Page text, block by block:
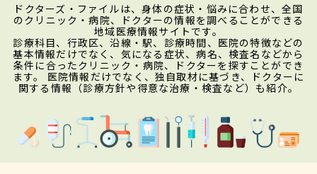
ドクターズ・ファイルは、身体の症状・悩みに合わせ、全国
のクリニック・病院、ドクターの情報を調べることができる
地域医療情報サイトです。
診療科目、行政区、沿線・駅、診療時間、医院の特徴などの
基本情報だけでなく、気になる症状、病名、検査名などから
条件に合ったクリニック・病院、ドクターを探すことができ
ます。 医院情報だけでなく、独自取材に基づき、ドクターに
関する情報（診療方針や得意な治療・検査など）も紹介。